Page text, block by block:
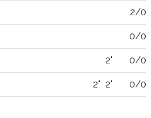
2/0
0/0
2" 0/0
2" 2" 0/0